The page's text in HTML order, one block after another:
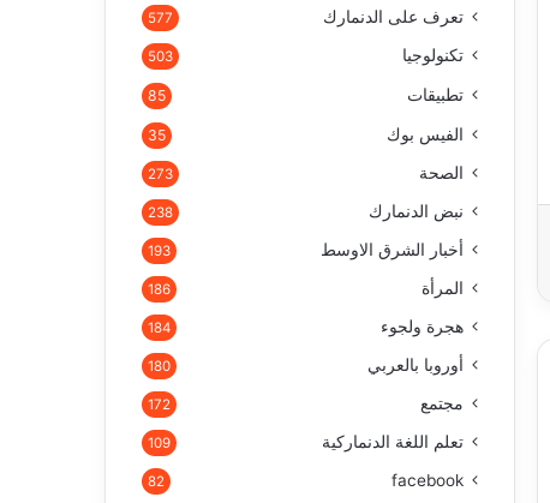
تعرف على الدنمارك 577
تكنولوجيا 503
تطبيقات 85
الفيس بوك 35
الصحة 273
نبض الدنمارك 238
أخبار الشرق الاوسط 193
المرأة 186
هجرة ولجوء 184
أوروبا بالعربي 180
مجتمع 172
تعلم اللغة الدنماركية 109
facebook
82